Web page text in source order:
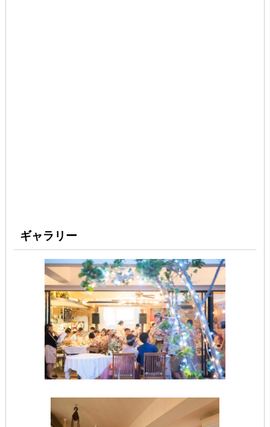
ギャラリー